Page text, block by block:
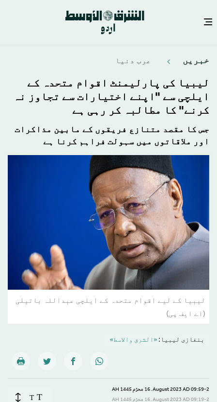
main
content
خبريں عرب دنیا
لیبیا کی پارلیمنٹ اقوام متحدہ کے
ایلچی سے "اپنے اختیارات سے تجاوز نہ
کرنے" کا مطالبہ کر رہی ہے
جس کا مقصد متنازع فریقوں کے مابین مذاکرات
اور ملاقاتوں میں سہولت فراہم کرنا ہے
لیبیا کے لیے اقوام متحدہ کے ایلچی عبداللہ باتیلی
(اے ایف پی)
بنغازی لیبیا: «الشرق والاسط»
09:59-2 August 2023 AD ـ 16 محرّم 1445 AH
09:19-2 August 2023 AD ـ 16 محرّم 1445 AH
T
T